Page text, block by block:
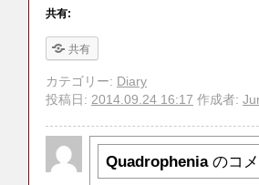
共有:
共有
カテゴリー: Diary
投稿日: 2014.09.24 16:17 作成者:
Quadrophenia のコ